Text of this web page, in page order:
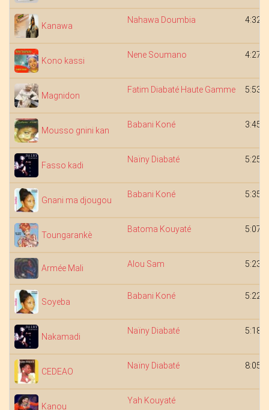
Kanawa
Nahawa Doumbia 4:32
Kono kassi
Nene Soumano 4:27
Magnidon
Fatim Diabaté Haute Gamme 5:53
Mousso gnini kan
Babani Koné 3:45
Fasso kadi
Naïny Diabaté 5:25
Gnani ma djougou
Babani Koné 5:35
Toungarankè
Batoma Kouyaté 5:07
Armée Mali Alou Sam 5:23
Soyeba
Babani Koné 5:22
Nakamadi
Naïny Diabaté 5:18
CEDEAO
Naïny Diabaté 8:05
Kanou
Yah Kouyaté